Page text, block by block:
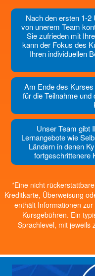
Nach den ersten 1-2
von unerem Team
Sie zufrieden mit
kann der Fokus des
Ihren individuellen
Am Ende des
für die Teilnahme
Unser Team gibt
Lernangebote wie
Ländern in denen
fortgeschrittenere
*Eine nicht
Kreditkarte, Überweisung
enthält Informationen
Kursgebühren. Ein
Sprachlevel, mit jeweils